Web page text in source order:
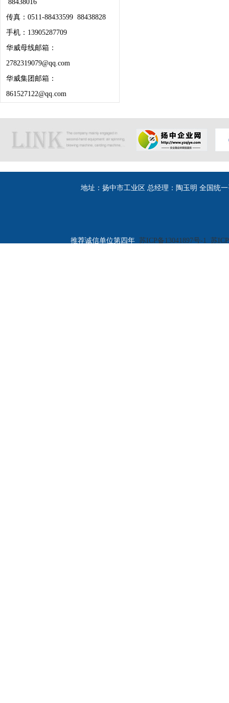
88438016
传真：0511-88433599 88438828
手机：13905287709
华威母线邮箱：
2782319079@qq.com
华威集团邮箱：
861527122@qq.com
地址：扬中市工业区 总经理：陶玉明 全国统一
推荐诚信单位第四年 苏ICP备13041897号-1 苏